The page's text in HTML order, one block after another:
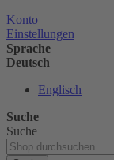
Konto
Einstellungen
Sprache
Deutsch
Englisch
Suche
Suche